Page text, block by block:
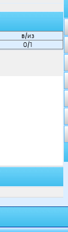
в/из
0/1